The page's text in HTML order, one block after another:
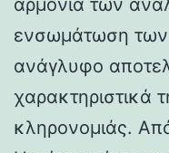
ενσωμάτωση των
ανάγλυφο
χαρακτηριστικά
κληρονομιάς.